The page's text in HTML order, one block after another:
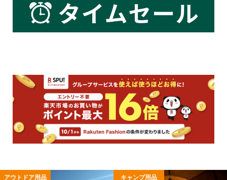
アウトドア用品 キャンプ用品